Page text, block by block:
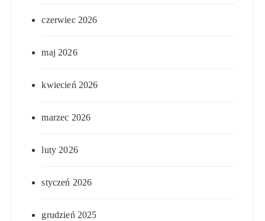
czerwiec 2026
maj 2026
kwiecień 2026
marzec 2026
luty 2026
styczeń 2026
grudzień 2025